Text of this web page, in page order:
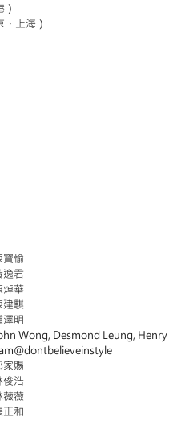
上海）
寶愉
逸君
焯華
建騏
澤明
Wong, Desmond Leung, Henry
家賜
俊浩
薇薇
正和